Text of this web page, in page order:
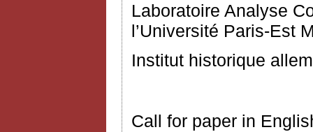
Laboratoire Analyse
l’Université Paris-Est
Institut historique
Call for paper in